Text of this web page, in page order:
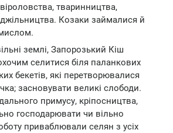
тваринництва,
Козаки займалися й
землі, Запорозький Кіш
селитися біля паланкових
бекетів, які перетворювалися
засновувати великі слободи.
примусу, кріпосництва,
господарювати чи вільно
приваблювали селян з усіх